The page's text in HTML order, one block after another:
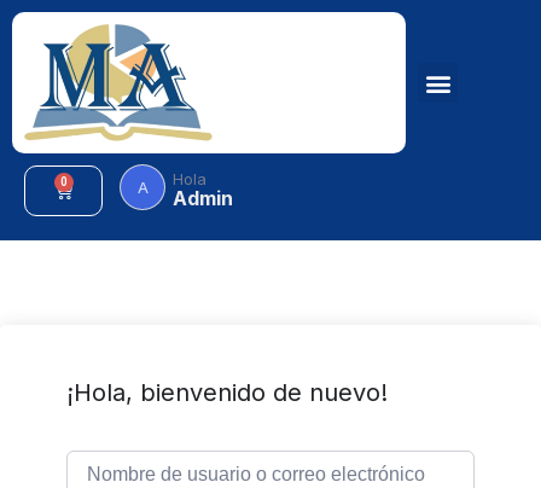
0 A Hola
Admin
¡Hola, bienvenido de nuevo!